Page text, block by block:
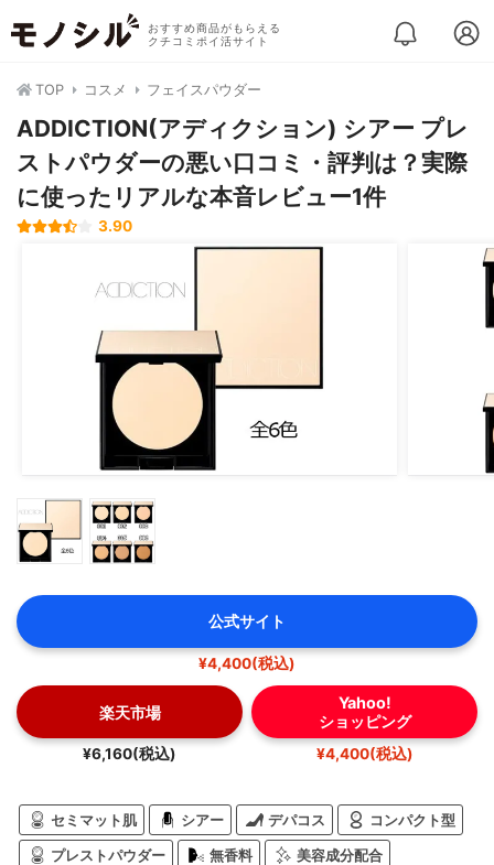
おすすめ商品がもらえる
クチコミポイ活サイト
TOP コスメ フェイスパウダー
ADDICTION(アディクション) シアー プレ
ストパウダーの悪い口コミ・評判は？実際
に使ったリアルな本音レビュー1件
3.90
公式サイト
¥4,400(税込)
楽天市場
¥6,160(税込)
Yahoo!
ショッピング
¥4,400(税込)
セミマット肌 シアー デパコス コンパクト型
プレストパウダー 無香料 美容成分配合